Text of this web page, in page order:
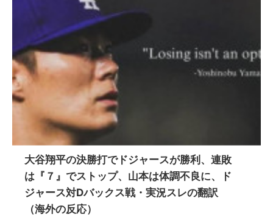
大谷翔平の決勝打でドジャースが勝利、連敗
は『７』でストップ、山本は体調不良に、ド
ジャース対Dバックス戦・実況スレの翻訳
（海外の反応）